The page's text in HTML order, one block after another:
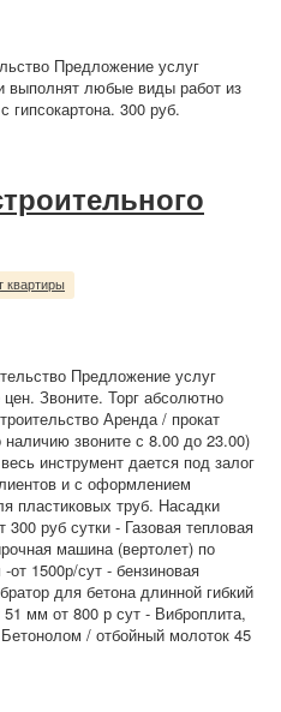
Предложение услуг
выполнят любые виды работ из
гипсокартона. 300 руб.
квартиры
Предложение услуг
Звоните. Торг абсолютно
Аренда / прокат
наличию звоните с 8.00 до 23.00)
инструмент дается под залог
и с оформлением
пластиковых труб. Насадки
руб сутки - Газовая тепловая
машина (вертолет) по
1500р/сут - бензиновая
для бетона длинной гибкий
мм от 800 р сут - Виброплита,
/ отбойный молоток 45